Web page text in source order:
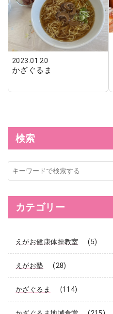
2023.01.20
かざぐるま
検索
サ
イ
ト
検
カテゴリー
えがお健康体操教室 (5)
えがお塾 (28)
かざぐるま (114)